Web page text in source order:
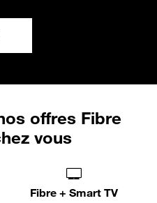
offres Fibre
vous
Fibre + Smart TV